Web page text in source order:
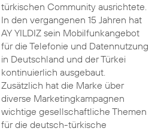
türkischen Community ausrichtete.
In den vergangenen 15 Jahren hat
AY YILDIZ sein Mobilfunkangebot
für die Telefonie und Datennutzung
in Deutschland und der Türkei
kontinuierlich ausgebaut.
Zusätzlich hat die Marke über
diverse Marketingkampagnen
wichtige gesellschaftliche Themen
für die deutsch-türkische